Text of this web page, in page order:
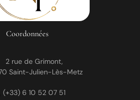
Coordonnées
2 rue de Grimont,
Saint-Julien-Lès-Metz
(+33) 6 10 52 07 51